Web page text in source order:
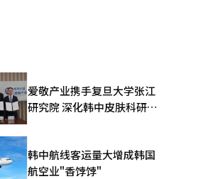
爱敬产业携手复旦大学张江
研究院 深化韩中皮肤科研合
韩中航线客运量大增成韩国
航空业"香饽饽"